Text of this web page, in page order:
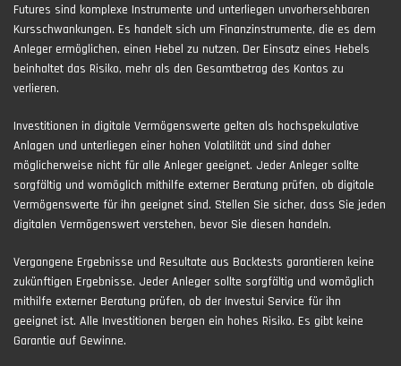
Futures sind komplexe Instrumente und unterliegen unvorhersehbaren
Kursschwankungen. Es handelt sich um Finanzinstrumente, die es dem
Anleger ermöglichen, einen Hebel zu nutzen. Der Einsatz eines Hebels
beinhaltet das Risiko, mehr als den Gesamtbetrag des Kontos zu
verlieren.
Investitionen in digitale Vermögenswerte gelten als hochspekulative
Anlagen und unterliegen einer hohen Volatilität und sind daher
möglicherweise nicht für alle Anleger geeignet. Jeder Anleger sollte
sorgfältig und womöglich mithilfe externer Beratung prüfen, ob digitale
Vermögenswerte für ihn geeignet sind. Stellen Sie sicher, dass Sie jeden
digitalen Vermögenswert verstehen, bevor Sie diesen handeln.
Vergangene Ergebnisse und Resultate aus Backtests garantieren keine
zukünftigen Ergebnisse. Jeder Anleger sollte sorgfältig und womöglich
mithilfe externer Beratung prüfen, ob der Investui Service für ihn
geeignet ist. Alle Investitionen bergen ein hohes Risiko. Es gibt keine
Garantie auf Gewinne.